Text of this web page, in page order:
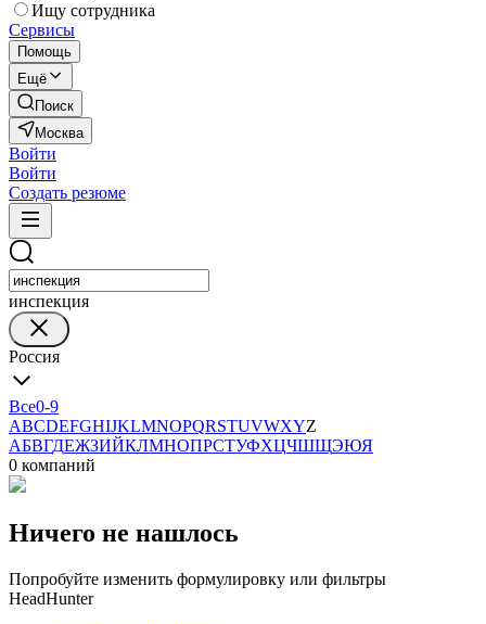
Ищу сотрудника
Сервисы
Помощь
Ещё
Поиск
Москва
Войти
Войти
Создать резюме
инспекция
Россия
Все0-9
ABCDEFGHIJKLMNOPQRSTUVWXYZ
АБВГДЕЖЗИЙКЛМНОПРСТУФХЦЧШЩЭЮЯ
0 компаний
Ничего не нашлось
Попробуйте изменить формулировку или фильтры
HeadHunter